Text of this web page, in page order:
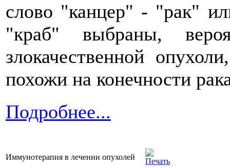
слово "канцер" - "рак"
"краб" выбраны,
злокачественной
похожи на конечности
Подробнее...
Иммунотерапия в лечении опухолей